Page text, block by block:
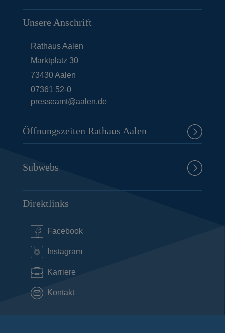
Unsere Anschrift
Rathaus Aalen
Marktplatz 30
73430Aalen
07361 52-0
presseamt@aalen.de
Öffnungszeiten Rathaus Aalen
Subwebs
Direktlinks
Facebook
Instagram
Karriere
Kontakt